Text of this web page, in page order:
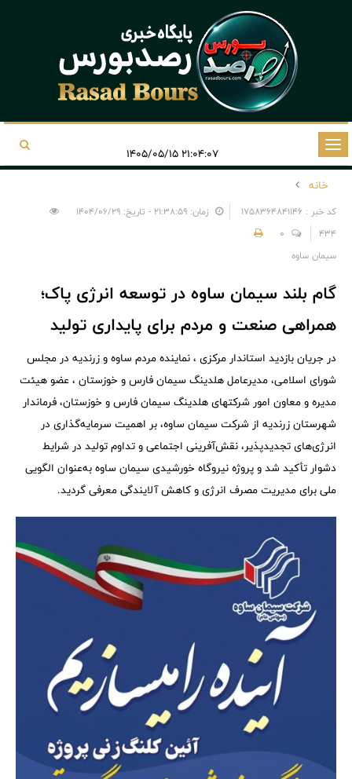
تغییر
وضعیت
ناوبری
خانه
کد خبر : 1758364841146
زمان: ۲۱:۳۸:۵۹ - تاریخ: ۱۴۰۴/۰۶/۲۹
434
0
سیمان ساوه
گام بلند سیمان ساوه در توسعه انرژی پاک؛
همراهی صنعت و مردم برای پایداری تولید
در جریان بازدید استاندار مرکزی ، نماینده مردم ساوه و زرندیه در مجلس
شورای اسلامی، مدیرعامل هلدینگ سیمان فارس و خوزستان ، عضو هیئت
مدیره و معاون امور شرکتهای هلدینگ سیمان فارس و خوزستان، فرماندار
شهرستان زرندیه از شرکت سیمان ساوه، بر اهمیت سرمایه‌گذاری در
انرژی‌های تجدیدپذیر، نقش‌آفرینی اجتماعی و تداوم تولید در شرایط
دشوار تأکید شد و پروژه نیروگاه خورشیدی سیمان ساوه به‌عنوان الگویی
ملی برای مدیریت مصرف انرژی و کاهش آلایندگی معرفی گردید.